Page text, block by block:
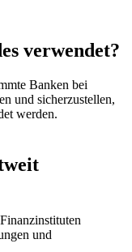
verwendet?
Banken bei
und sicherzustellen,
werden.
und